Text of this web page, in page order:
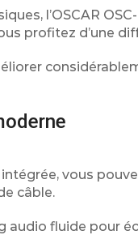
l’OSCAR
profitez d’une
vous
câble.
audio fluide pour